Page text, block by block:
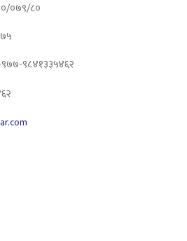
०७९/८०
+९७७-९८४१३३५४६२